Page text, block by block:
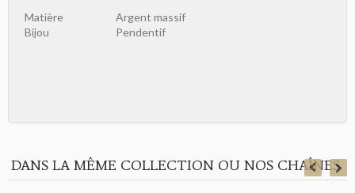
Matière
Argent massif
Bijou
Pendentif
DANS LA MÊME COLLECTION OU NOS CHAÎNES